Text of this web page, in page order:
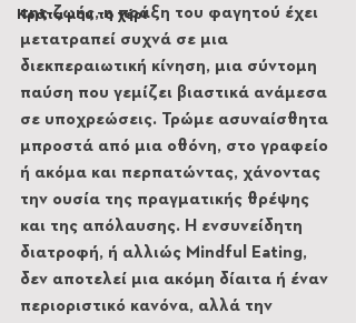
Κράτα μου το χέρι
της ζωής, η πράξη του φαγητού έχει
μετατραπεί συχνά σε μια
διεκπεραιωτική κίνηση, μια σύντομη
παύση που γεμίζει βιαστικά ανάμεσα
σε υποχρεώσεις. Τρώμε ασυναίσθητα
μπροστά από μια οθόνη, στο γραφείο
ή ακόμα και περπατώντας, χάνοντας
την ουσία της πραγματικής θρέψης
και της απόλαυσης. Η ενσυνείδητη
διατροφή, ή αλλιώς Mindful Eating,
δεν αποτελεί μια ακόμη δίαιτα ή έναν
περιοριστικό κανόνα, αλλά την